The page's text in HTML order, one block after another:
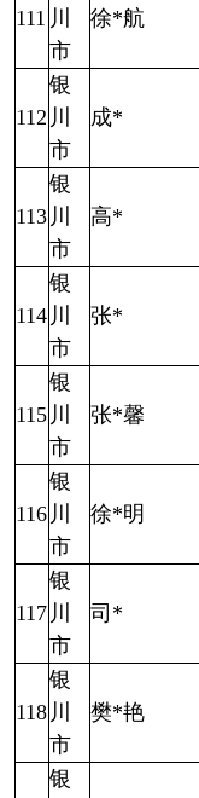
111 川
市
徐*航
112
银
川
市
成*
113
银
川
市
高*
114
银
川
市
张*
115
银
川
市
张*馨
116
银
川
市
徐*明
117
银
川
市
司*
118
银
川
市
樊*艳
银